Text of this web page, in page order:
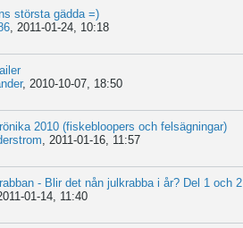
största gädda =)
, 2011-01-24, 10:18
, 2010-10-07, 18:50
2010 (fiskebloopers och felsägningar)
, 2011-01-16, 11:57
- Blir det nån julkrabba i år? Del 1 och 2
01-14, 11:40